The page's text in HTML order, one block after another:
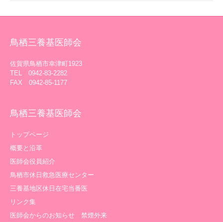
鳥栖三養基医師会
佐賀県鳥栖市幸津町1923
TEL 0942-83-2282
FAX 0942-85-1177
鳥栖三養基医師会
トップページ
概要と沿革
医師会役員紹介
鳥栖市休日救急医療センター
三養基地区休日在宅当番医
リンク集
医師会からのお知らせ 禁煙外来